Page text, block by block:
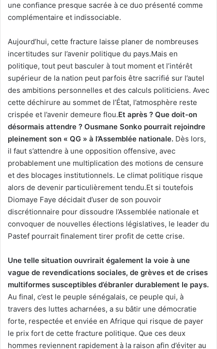
une confiance presque sacrée à ce duo présenté comme
complémentaire et indissociable.
Aujourd’hui, cette fracture laisse planer de nombreuses
incertitudes sur l’avenir politique du pays.Mais en
politique, tout peut basculer à tout moment et l’intérêt
supérieur de la nation peut parfois être sacrifié sur l’autel
des ambitions personnelles et des calculs politiciens. Avec
cette déchirure au sommet de l’État, l’atmosphère reste
crispée et l’avenir demeure flou.Et après ? Que doit-on
désormais attendre ? Ousmane Sonko pourrait rejoindre
pleinement son « QG » à l’Assemblée nationale. Dès lors,
il faut s’attendre à une opposition offensive, avec
probablement une multiplication des motions de censure
et des blocages institutionnels. Le climat politique risque
alors de devenir particulièrement tendu.Et si toutefois
Diomaye Faye décidait d’user de son pouvoir
discrétionnaire pour dissoudre l’Assemblée nationale et
convoquer de nouvelles élections législatives, le leader du
Pastef pourrait finalement tirer profit de cette crise.
Une telle situation ouvrirait également la voie à une
vague de revendications sociales, de grèves et de crises
multiformes susceptibles d’ébranler durablement le pays.
Au final, c’est le peuple sénégalais, ce peuple qui, à
travers des luttes acharnées, a su bâtir une démocratie
forte, respectée et enviée en Afrique qui risque de payer
le prix fort de cette fracture politique. Que ces deux
hommes reviennent rapidement à la raison afin d’éviter au